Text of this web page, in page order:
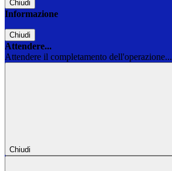
Chiudi
Informazione
Chiudi
Attendere...
Attendere il completamento dell'operazione...
Chiudi